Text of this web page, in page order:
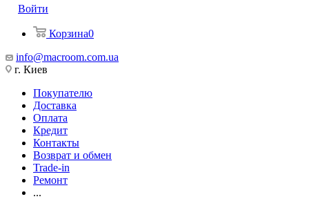
Войти
Корзина0
info@macroom.com.ua
г. Киев
Покупателю
Доставка
Оплата
Кредит
Контакты
Возврат и обмен
Trade-in
Ремонт
...